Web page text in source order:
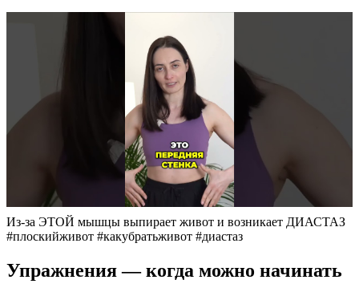
Из-за ЭТОЙ мышцы выпирает живот и возникает ДИАСТАЗ
#плоскийживот #какубратьживот #диастаз
Упражнения — когда можно начинать